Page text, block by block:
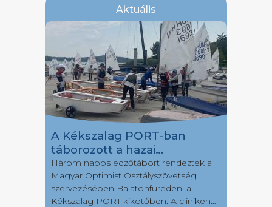
Aktuális
A Kékszalag PORT-ban
táborozott a hazai
Optimistes mezőny egy
része
Három napos edzőtábort rendeztek a
Magyar Optimist Osztályszövetség
szervezésében Balatonfüreden, a
Kékszalag PORT kikötőben. A cliniken